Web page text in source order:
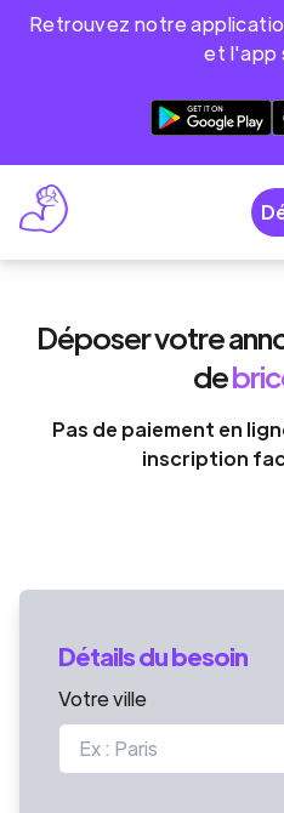
Retrouvez notre
et l'app
Déposer votre
de
Pas de paiement en
inscription
Détails du besoin
Votre ville